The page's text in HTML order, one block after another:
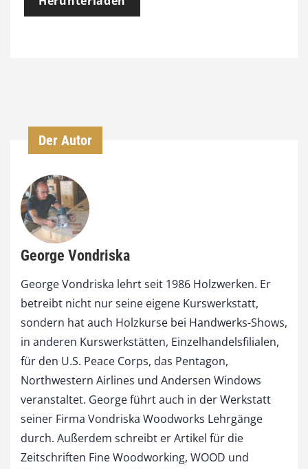
Der Autor
George Vondriska
George Vondriska lehrt seit 1986 Holzwerken. Er
betreibt nicht nur seine eigene Kurswerkstatt,
sondern hat auch Holzkurse bei Handwerks-Shows,
in anderen Kurswerkstätten, Einzelhandelsfilialen,
für den U.S. Peace Corps, das Pentagon,
Northwestern Airlines und Andersen Windows
veranstaltet. George führt auch in der Werkstatt
seiner Firma Vondriska Woodworks Lehrgänge
durch. Außerdem schreibt er Artikel für die
Zeitschriften Fine Woodworking, WOOD und